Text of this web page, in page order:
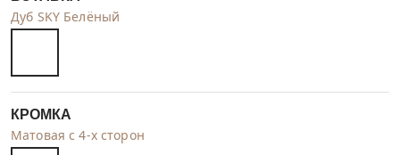
Дуб SKY Белёный
КРОМКА
Матовая с 4-х сторон